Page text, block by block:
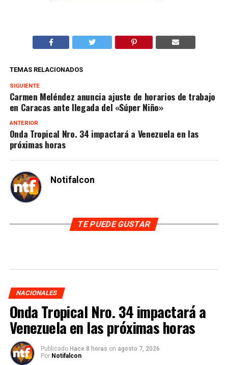
TEMAS RELACIONADOS
SIGUIENTE
Carmen Meléndez anuncia ajuste de horarios de trabajo
en Caracas ante llegada del «Súper Niño»
ANTERIOR
Onda Tropical Nro. 34 impactará a Venezuela en las
próximas horas
Notifalcon
TE PUEDE GUSTAR
NACIONALES
Onda Tropical Nro. 34 impactará a
Venezuela en las próximas horas
Publicado Hace 8 horas on agosto 7, 2026
Por Notifalcon